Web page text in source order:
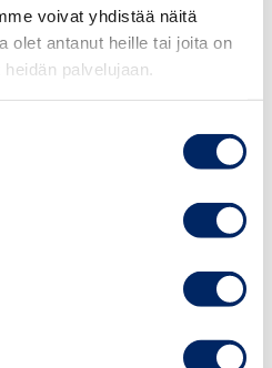
voivat yhdistää näitä
olet antanut heille tai joita on
palvelujaan.
coffee
Lecturer, Coach: Arabic
Emirates, H.E. Noora